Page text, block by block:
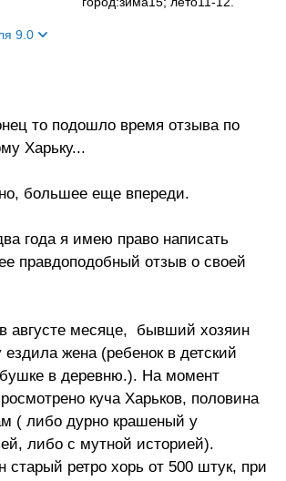
9.0
8двух-цветный перламутр.
т.д
то подошло время отзыва по
Харьку...
большее еще впереди.
года я имею право написать
правдоподобный отзыв о своей
августе месяце, бывший хозяин
жена (ребенок в детский
в деревню.). На момент
куча Харьков, половина
( либо дурно крашеный у
либо с мутной историей).
старый ретро хорь от 500 штук, при